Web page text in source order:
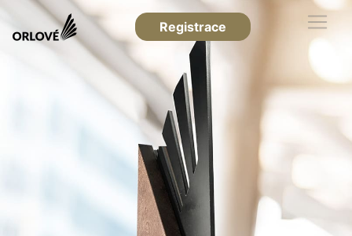
Registrace